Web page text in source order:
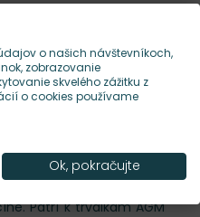
celej sezóny pôsobí
vlhšie a výživné
stanovište.
Patrí k trvalkám AGM
o našich návštevníkoch,
zobrazovanie
skvelého zážitku z
o cookies používame
Ok, pokračujte